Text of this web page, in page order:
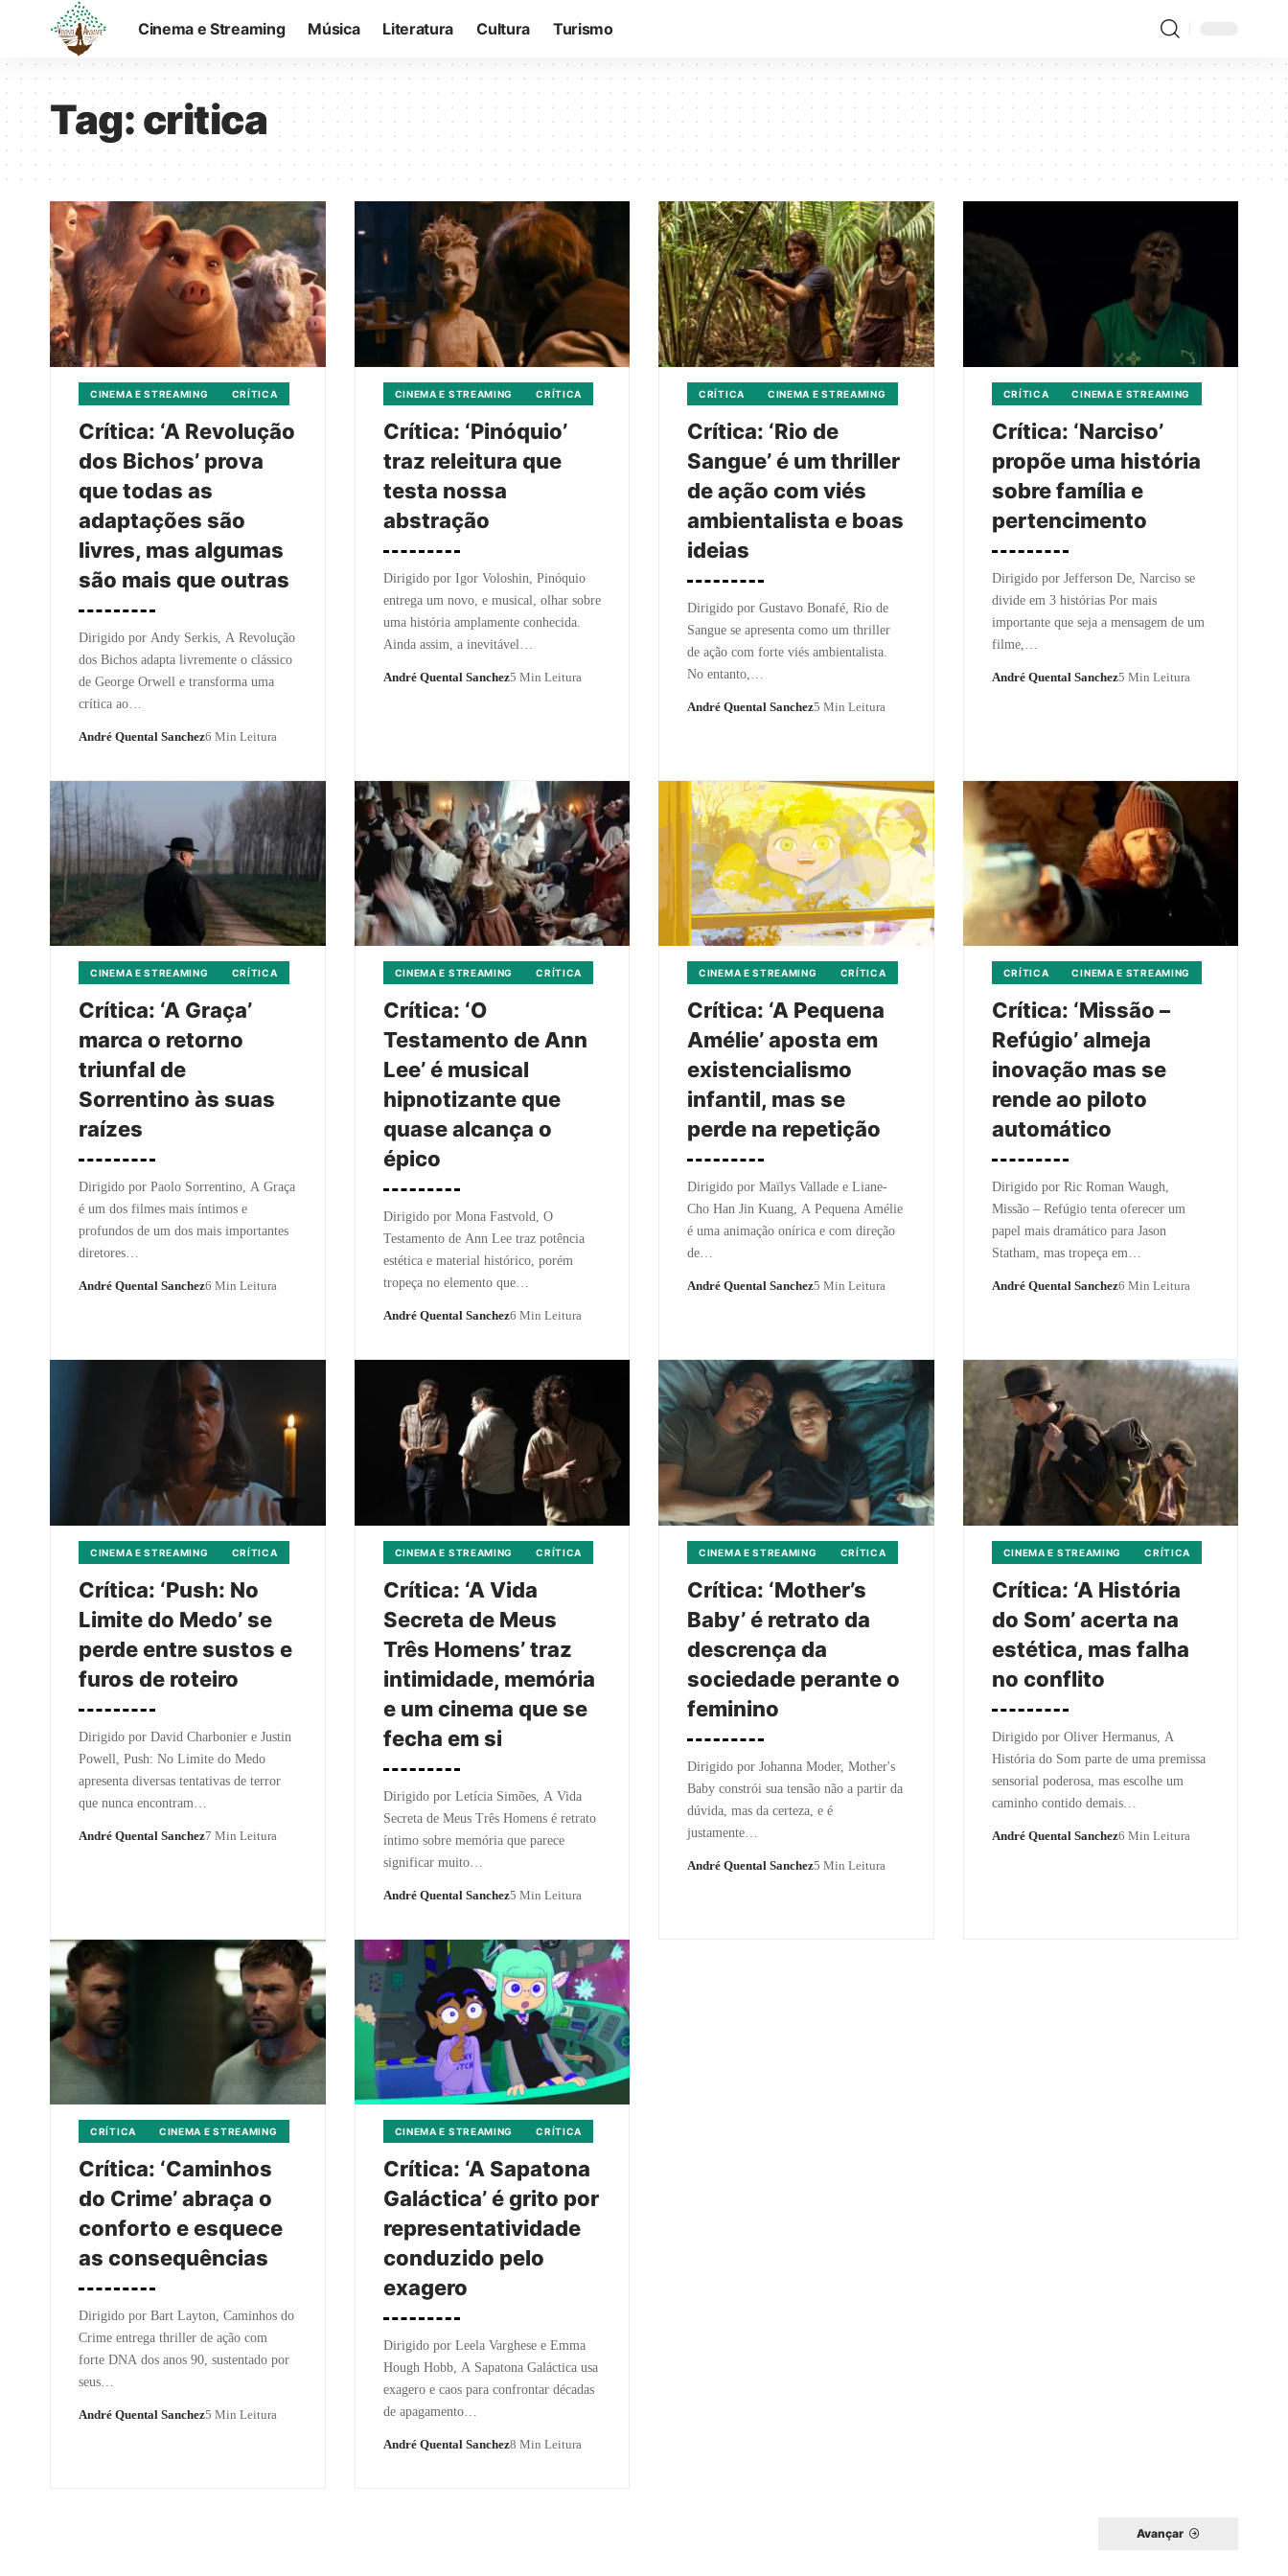
Cinema e Streaming Música Literatura Cultura Turismo
Tag:critica
CINEMA E STREAMING CRÍTICA
Crítica: ‘A Revolução
dos Bichos’ prova
que todas as
adaptações são
livres, mas algumas
são mais que outras
Dirigido por Andy Serkis, A Revolução
dos Bichos adapta livremente o clássico
de George Orwell e transforma uma
crítica ao…
André Quental Sanchez6 Min Leitura
CINEMA E STREAMING CRÍTICA
Crítica: ‘Pinóquio’
traz releitura que
testa nossa
abstração
Dirigido por Igor Voloshin, Pinóquio
entrega um novo, e musical, olhar sobre
uma história amplamente conhecida.
Ainda assim, a inevitável…
André Quental Sanchez5 Min Leitura
CRÍTICA CINEMA E STREAMING
Crítica: ‘Rio de
Sangue’ é um thriller
de ação com viés
ambientalista e boas
ideias
Dirigido por Gustavo Bonafé, Rio de
Sangue se apresenta como um thriller
de ação com forte viés ambientalista.
No entanto,…
André Quental Sanchez5 Min Leitura
CRÍTICA CINEMA E STREAMING
Crítica: ‘Narciso’
propõe uma história
sobre família e
pertencimento
Dirigido por Jefferson De, Narciso se
divide em 3 histórias Por mais
importante que seja a mensagem de um
filme,…
André Quental Sanchez5 Min Leitura
CINEMA E STREAMING CRÍTICA
Crítica: ‘A Graça’
marca o retorno
triunfal de
Sorrentino às suas
raízes
Dirigido por Paolo Sorrentino, A Graça
é um dos filmes mais íntimos e
profundos de um dos mais importantes
diretores…
André Quental Sanchez6 Min Leitura
CINEMA E STREAMING CRÍTICA
Crítica: ‘O
Testamento de Ann
Lee’ é musical
hipnotizante que
quase alcança o
épico
Dirigido por Mona Fastvold, O
Testamento de Ann Lee traz potência
estética e material histórico, porém
tropeça no elemento que…
André Quental Sanchez6 Min Leitura
CINEMA E STREAMING CRÍTICA
Crítica: ‘A Pequena
Amélie’ aposta em
existencialismo
infantil, mas se
perde na repetição
Dirigido por Maïlys Vallade e Liane-
Cho Han Jin Kuang, A Pequena Amélie
é uma animação onírica e com direção
de…
André Quental Sanchez5 Min Leitura
CRÍTICA CINEMA E STREAMING
Crítica: ‘Missão –
Refúgio’ almeja
inovação mas se
rende ao piloto
automático
Dirigido por Ric Roman Waugh,
Missão – Refúgio tenta oferecer um
papel mais dramático para Jason
Statham, mas tropeça em…
André Quental Sanchez6 Min Leitura
CINEMA E STREAMING CRÍTICA
Crítica: ‘Push: No
Limite do Medo’ se
perde entre sustos e
furos de roteiro
Dirigido por David Charbonier e Justin
Powell, Push: No Limite do Medo
apresenta diversas tentativas de terror
que nunca encontram…
André Quental Sanchez7 Min Leitura
CINEMA E STREAMING CRÍTICA
Crítica: ‘A Vida
Secreta de Meus
Três Homens’ traz
intimidade, memória
e um cinema que se
fecha em si
Dirigido por Letícia Simões, A Vida
Secreta de Meus Três Homens é retrato
íntimo sobre memória que parece
significar muito…
André Quental Sanchez5 Min Leitura
CINEMA E STREAMING CRÍTICA
Crítica: ‘Mother’s
Baby’ é retrato da
descrença da
sociedade perante o
feminino
Dirigido por Johanna Moder, Mother's
Baby constrói sua tensão não a partir da
dúvida, mas da certeza, e é
justamente…
André Quental Sanchez5 Min Leitura
CINEMA E STREAMING CRÍTICA
Crítica: ‘A História
do Som’ acerta na
estética, mas falha
no conflito
Dirigido por Oliver Hermanus, A
História do Som parte de uma premissa
sensorial poderosa, mas escolhe um
caminho contido demais…
André Quental Sanchez6 Min Leitura
CRÍTICA CINEMA E STREAMING
Crítica: ‘Caminhos
do Crime’ abraça o
conforto e esquece
as consequências
Dirigido por Bart Layton, Caminhos do
Crime entrega thriller de ação com
forte DNA dos anos 90, sustentado por
seus…
André Quental Sanchez5 Min Leitura
CINEMA E STREAMING CRÍTICA
Crítica: ‘A Sapatona
Galáctica’ é grito por
representatividade
conduzido pelo
exagero
Dirigido por Leela Varghese e Emma
Hough Hobb, A Sapatona Galáctica usa
exagero e caos para confrontar décadas
de apagamento…
André Quental Sanchez8 Min Leitura
Avançar